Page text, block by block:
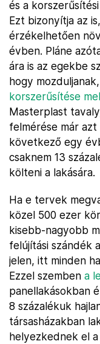
és a korszerűsítési
Ezt bizonyítja az
érzékelhetően
évben. Pláne
ára is az egekbe
hogy
korszerűsítése
Masterplast
felmérése már
következő egy
csaknem 13
költeni a lakására.
Ha e tervek
közel 500 ezer
kisebb-nagyobb
felújítási szándék
jelen, itt minden
Ezzel szemben a
panellakásokban
8 százalékuk
társasházakban
helyezkednek el a